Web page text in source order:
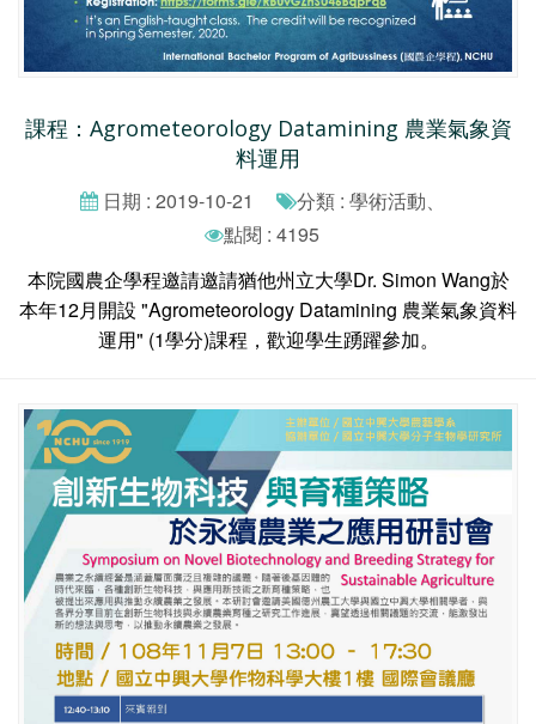
課程：Agrometeorology Datamining 農業氣象資
料運用
日期 : 2019-10-21
分類 : 學術活動、
點閱 : 4195
本院國農企學程邀請邀請猶他州立大學Dr. Simon Wang於
本年12月開設 "Agrometeorology Datamining 農業氣象資料
運用" (1學分)課程，歡迎學生踴躍參加。